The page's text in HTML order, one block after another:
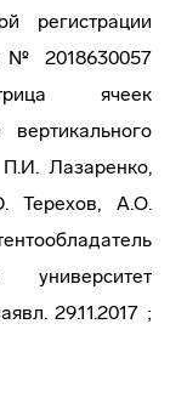
регистрации
№ 2018630057
ячеек
Лазаренко,
Терехов, А.О.
университет
29.11.2017 ;